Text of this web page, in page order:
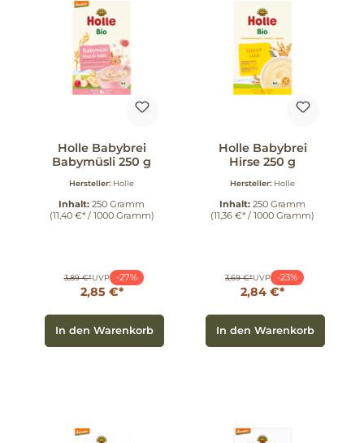
Holle Babybrei
Babymüsli 250 g
Hersteller: Holle
Inhalt: 250 Gramm
(11,40 €* / 1000 Gramm)
3,89 €*UVP -27%
2,85 €*
In den Warenkorb
Holle Babybrei
Hirse 250 g
Hersteller: Holle
Inhalt: 250 Gramm
(11,36 €* / 1000 Gramm)
3,69 €*UVP -23%
2,84 €*
In den Warenkorb